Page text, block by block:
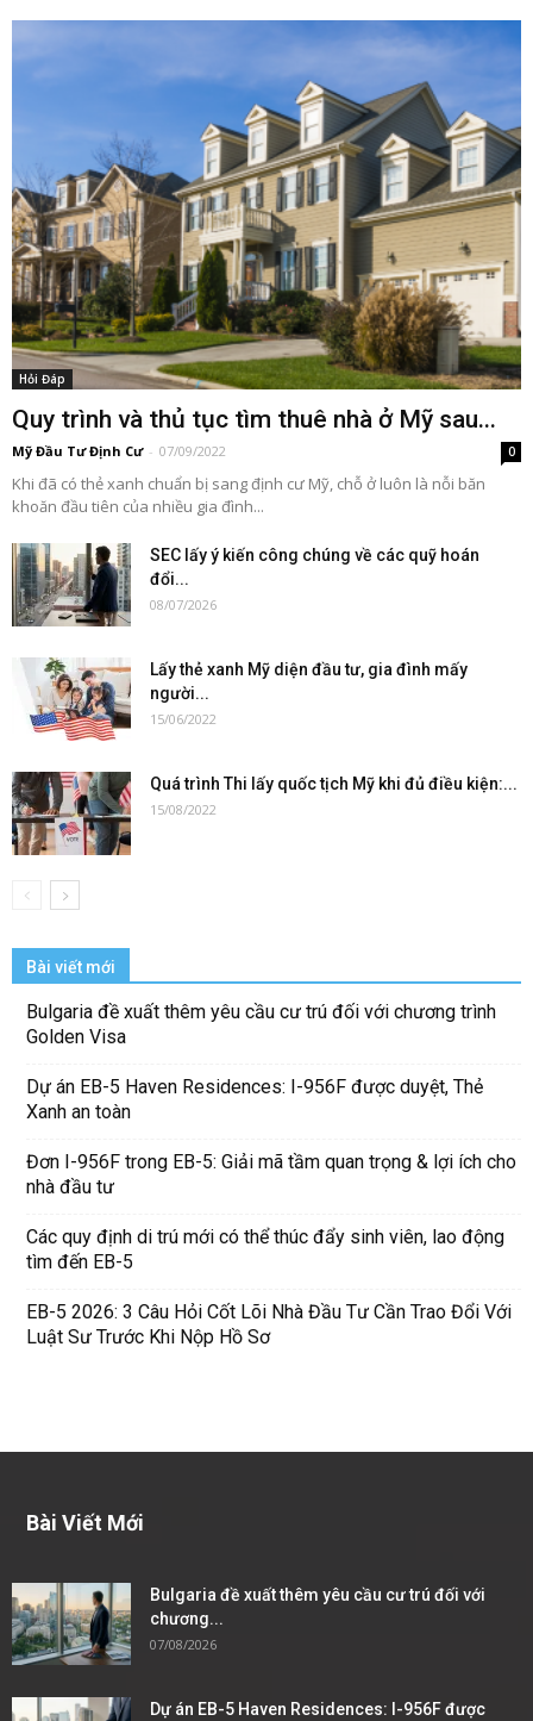
Hỏi Đáp
Quy trình và thủ tục tìm thuê nhà ở Mỹ sau...
Mỹ Đầu Tư Định Cư - 07/09/2022 0
Khi đã có thẻ xanh chuẩn bị sang định cư Mỹ, chỗ ở luôn là nỗi băn
khoăn đầu tiên của nhiều gia đình...
SEC lấy ý kiến công chúng về các quỹ hoán
đổi...
08/07/2026
Lấy thẻ xanh Mỹ diện đầu tư, gia đình mấy
người...
15/06/2022
Quá trình Thi lấy quốc tịch Mỹ khi đủ điều kiện:...
15/08/2022
Bài viết mới
Bulgaria đề xuất thêm yêu cầu cư trú đối với chương trình
Golden Visa
Dự án EB-5 Haven Residences: I-956F được duyệt, Thẻ
Xanh an toàn
Đơn I-956F trong EB-5: Giải mã tầm quan trọng & lợi ích cho
nhà đầu tư
Các quy định di trú mới có thể thúc đẩy sinh viên, lao động
tìm đến EB-5
EB-5 2026: 3 Câu Hỏi Cốt Lõi Nhà Đầu Tư Cần Trao Đổi Với
Luật Sư Trước Khi Nộp Hồ Sơ
Bài Viết Mới
Bulgaria đề xuất thêm yêu cầu cư trú đối với
chương...
07/08/2026
Dự án EB-5 Haven Residences: I-956F được